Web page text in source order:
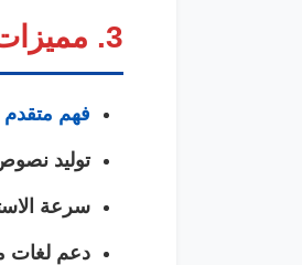
3. مميزات
فهم متقدم
توليد
سرعة
دعم لغات